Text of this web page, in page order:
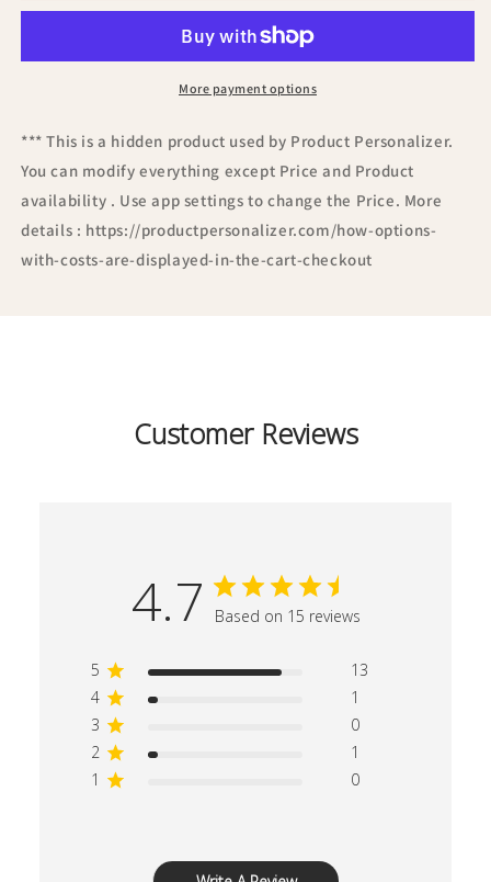
More payment options
*** This is a hidden product used by Product Personalizer.
You can modify everything except Price and Product
availability . Use app settings to change the Price. More
details : https://productpersonalizer.com/how-options-
with-costs-are-displayed-in-the-cart-checkout
Customer Reviews
4.7 Based on 15 reviews
5
13
4
1
3
0
2
1
1
0